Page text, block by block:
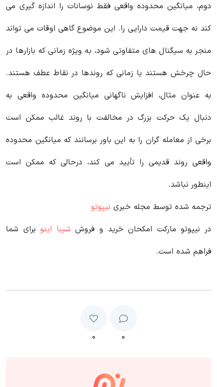
دوم، میانگین محدوده واقعی فقط نوسانات را اندازه گیری می
کند نه جهت قیمت دارایی را. این موضوع گاهی اوقات می تواند
منجر به سیگنال های متفاوتی شود، به ویژه زمانی که بازارها در
حال چرخش هستند یا زمانی که روندها در نقاط عطف هستند.
به عنوان مثال، افزایش ناگهانی میانگین محدوده واقعی به
دنبال یک حرکت بزرگ در مخالفت با روند غالب ممکن است
برخی از معامله گران را به این باور برسانند که میانگین محدوده
واقعی روند قدیمی را تأیید می کند، درحالی که ممکن است
اینطور نباشد.
ترجمه شده توسط مجله خبری نیپوتو
در نیپوتو مارکت امکحان خرید و فروش شیبا اینوبرای شما
فراهم شده است.
۰ ۰